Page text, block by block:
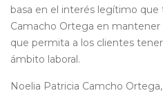
basa en el interés legítimo que
Camacho Ortega en
que permita a los clientes
ámbito laboral.
Noelia Patricia Camcho